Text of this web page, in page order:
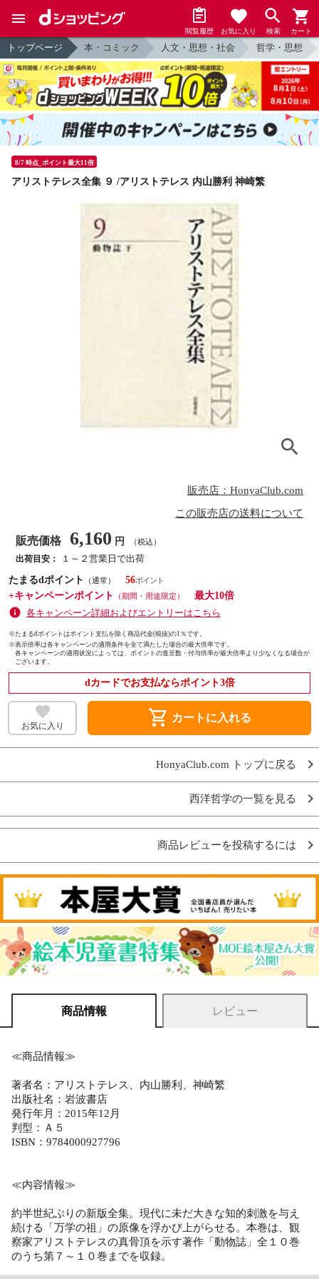
閲覧履歴 お気に入り 検索 カート
トップページ 本・コミック 人文・思想・社会 哲学・思想
8/7 時点_ポイント最大11倍
アリストテレス全集 ９ /アリストテレス 内山勝利 神崎繁
販売店：HonyaClub.com
この販売店の送料について
販売価格 6,160 円 （税込）
出荷目安：
１～２営業日で出荷
たまるdポイント
（通常）
56
+キャンペーンポイント
（期間・用途限定）
最大10倍
各キャンペーン詳細およびエントリーはこちら
※たまるdポイントはポイント支払を除く商品代金(税抜)の1％です。
※表示倍率は各キャンペーンの適用条件を全て満たした場合の最大倍率です。
各キャンペーンの適用状況によっては、ポイントの進呈数・付与倍率が最大倍率より少なくなる場合が
ございます。
dカードでお支払ならポイント3倍
お気に入り shopping_cart カートに入れる
HonyaClub.com トップに戻る
西洋哲学の一覧を見る
商品レビューを投稿するには
商品情報 レビュー
≪商品情報≫
著者名：アリストテレス、内山勝利、神崎繁
出版社名：岩波書店
発行年月：2015年12月
判型：Ａ５
ISBN：9784000927796
≪内容情報≫
約半世紀ぶりの新版全集。現代に未だ大きな知的刺激を与え
続ける「万学の祖」の原像を浮かび上がらせる。本巻は、観
察家アリストテレスの真骨頂を示す著作「動物誌」全１０巻
のうち第７～１０巻までを収録。